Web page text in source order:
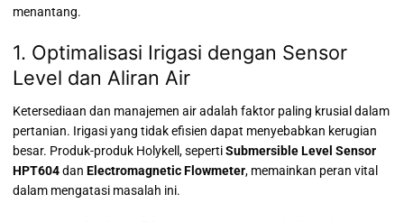
menantang.
1. Optimalisasi Irigasi dengan Sensor
Level dan Aliran Air
Ketersediaan dan manajemen air adalah faktor paling krusial dalam
pertanian. Irigasi yang tidak efisien dapat menyebabkan kerugian
besar. Produk-produk Holykell, sepertiSubmersible Level Sensor
HPT604dan Electromagnetic Flowmeter, memainkan peran vital
dalam mengatasi masalah ini.